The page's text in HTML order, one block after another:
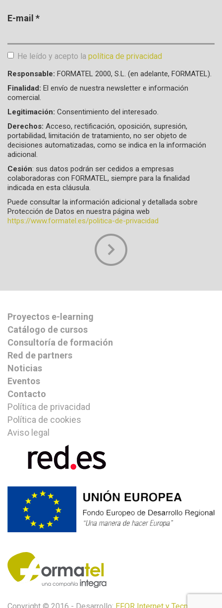
E-mail *
He leído y acepto la política de privacidad
Aceptación de condiciones
Responsable: FORMATEL 2000, S.L. (en adelante, FORMATEL).
Finalidad: El envío de nuestra newsletter e información
comercial.
Legitimación: Consentimiento del interesado.
Derechos: Acceso, rectificación, oposición, supresión,
portabilidad, limitación de tratamiento, no ser objeto de
decisiones automatizadas, como se indica en la información
adicional.
Cesión: sus datos podrán ser cedidos a empresas
colaboradoras con FORMATEL, siempre para la finalidad
indicada en esta cláusula.
Puede consultar la información adicional y detallada sobre
Protección de Datos en nuestra página web
https://www.formatel.es/politica-de-privacidad
Proyectos e-learning
Catálogo de cursos
Consultoría de formación
Red de partners
Noticias
Eventos
Contacto
Política de privacidad
Política de cookies
Aviso legal